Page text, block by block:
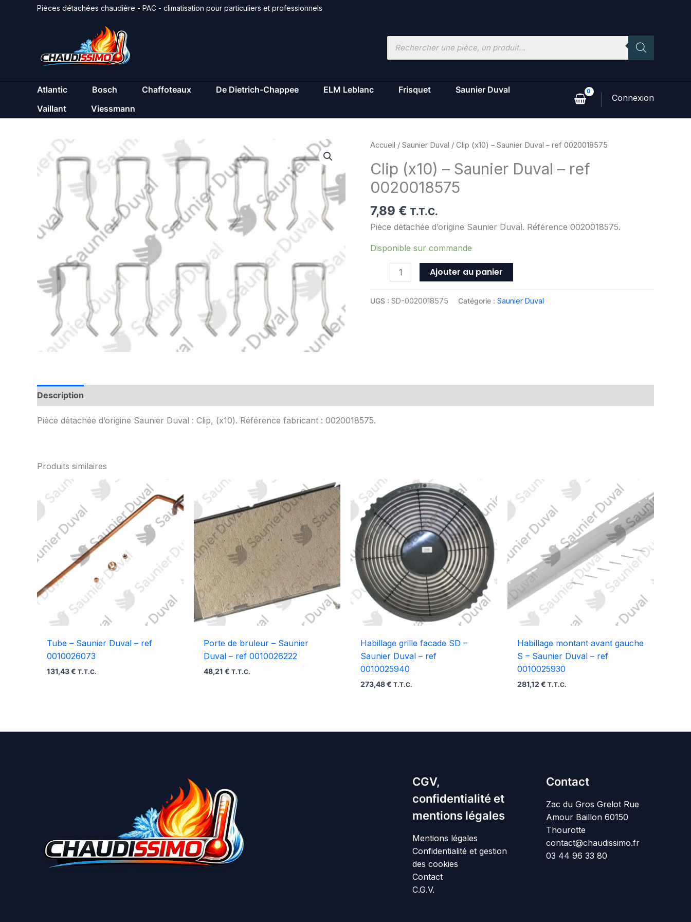
Pièces détachées chaudière - PAC - climatisation pour particuliers et professionnels
Recherche
Atlantic Bosch Chaffoteaux De Dietrich-Chappee ELM Leblanc Frisquet
Saunier Duval
Vaillant
Viessmann
Accueil / Saunier Duval / Clip (x10) – Saunier Duval – ref 0020018575
Clip (x10) – Saunier Duval – ref
0020018575
7,89 € T.T.C.
Pièce détachée d’origine Saunier Duval. Référence 0020018575.
Disponible sur commande
quantité
Clip
(x10)
Saunier
Duval
ref
0020018575
Ajouter au panier
UGS : SD-0020018575 Catégorie : Saunier Duval
Description
Pièce détachée d’origine Saunier Duval : Clip, (x10). Référence fabricant : 0020018575.
Produits similaires
Tube – Saunier Duval – ref
0010026073
131,43€ T.T.C.
Porte de bruleur – Saunier
Duval – ref 0010026222
48,21€ T.T.C.
Habillage grille facade SD –
Saunier Duval – ref
0010025940
273,48€ T.T.C.
Habillage montant avant gauche
S – Saunier Duval – ref
0010025930
281,12€ T.T.C.
CGV,
confidentialité et
mentions légales
Mentions légales
Confidentialité et gestion
des cookies
Contact
C.G.V.
Contact
Zac du Gros Grelot Rue
Amour Baillon 60150
Thourotte
contact@chaudissimo.fr
03 44 96 33 80